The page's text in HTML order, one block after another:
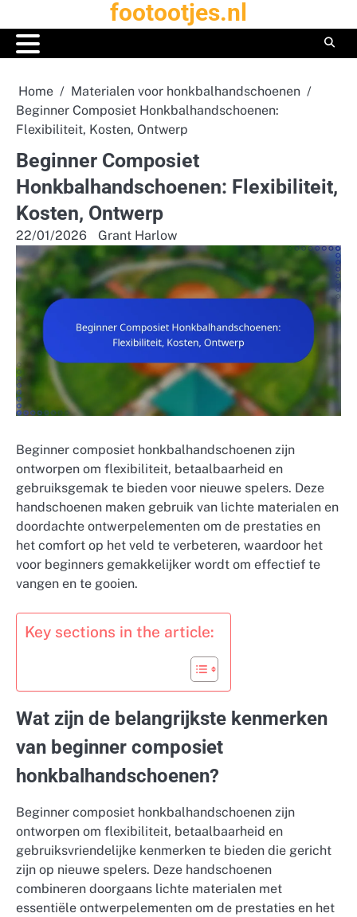
to
content
footootjes.nl
Home
Materialen voor honkbalhandschoenen
Beginner Composiet Honkbalhandschoenen:
Flexibiliteit, Kosten, Ontwerp
Beginner Composiet
Honkbalhandschoenen: Flexibiliteit,
Kosten, Ontwerp
22/01/2026 Grant Harlow
Beginner composiet honkbalhandschoenen zijn
ontworpen om flexibiliteit, betaalbaarheid en
gebruiksgemak te bieden voor nieuwe spelers. Deze
handschoenen maken gebruik van lichte materialen en
doordachte ontwerpelementen om de prestaties en
het comfort op het veld te verbeteren, waardoor het
voor beginners gemakkelijker wordt om effectief te
vangen en te gooien.
Key sections in the article:
Wat zijn de belangrijkste kenmerken
van beginner composiet
honkbalhandschoenen?
Beginner composiet honkbalhandschoenen zijn
ontworpen om flexibiliteit, betaalbaarheid en
gebruiksvriendelijke kenmerken te bieden die gericht
zijn op nieuwe spelers. Deze handschoenen
combineren doorgaans lichte materialen met
essentiële ontwerpelementen om de prestaties en het